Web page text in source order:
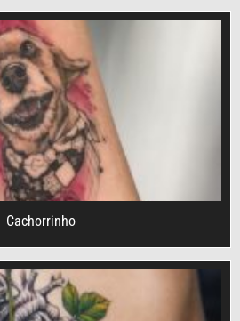
Cachorrinho